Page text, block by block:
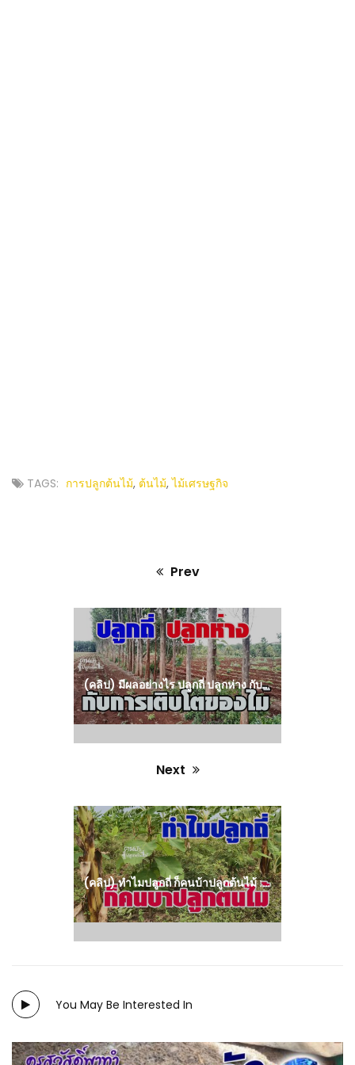
TAGS: การปลูกต้นไม้, ต้นไม้,ไม้เศรษฐกิจ
Prev
post:
(คลิป) มีผลอย่างไร ปลูกถี่ ปลูกห่าง กับการเติบโตของไม้ : วีดีโอ เกษตร
Next
Next
post:
(คลิป) ทำไมปลูกถี่ ก็คนบ้าปลูกต้นไม้ : วีดีโอ เกษตร
You May Be Interested In